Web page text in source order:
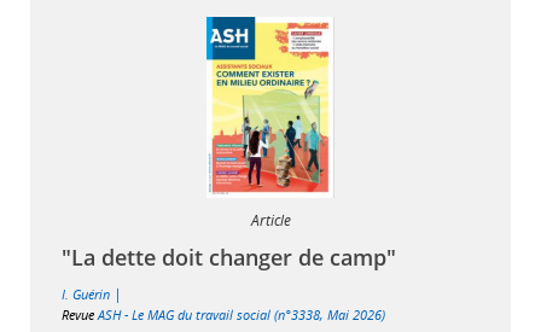
Article
"La dette doit changer de camp"
I. Guérin |
Revue ASH - Le MAG du travail social (n°3338, Mai 2026)